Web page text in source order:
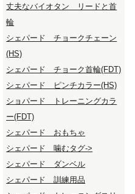
丈夫なバイオタン リードと首
輪
シェパード チョークチェーン
(HS)
シェパード チョーク首輪(FDT)
シェパード ピンチカラー(HS)
ショパード トレーニングカラ
ー(FDT)
シェパード おもちゃ
シェパード 噛むタグ->
シェパード ダンベル
シェパード 訓練用品